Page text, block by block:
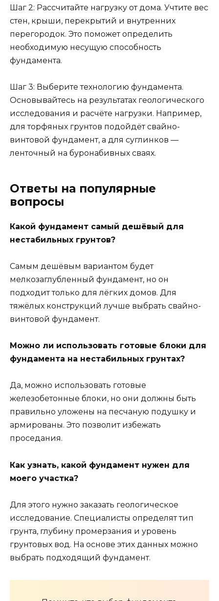
Шаг 2: Рассчитайте нагрузку от дома. Учтите вес
стен, крыши, перекрытий и внутренних
перегородок. Это поможет определить
необходимую несущую способность
фундамента.
Шаг 3: Выберите технологию фундамента.
Основывайтесь на результатах геологического
исследования и расчёте нагрузки. Например,
для торфяных грунтов подойдёт свайно-
винтовой фундамент, а для суглинков —
ленточный на буронабивных сваях.
Ответы на популярные
вопросы
Какой фундамент самый дешёвый для
нестабильных грунтов?
Самым дешёвым вариантом будет
мелкозаглубленный фундамент, но он
подходит только для лёгких домов. Для
тяжёлых конструкций лучше выбрать свайно-
винтовой фундамент.
Можно ли использовать готовые блоки для
фундамента на нестабильных грунтах?
Да, можно использовать готовые
железобетонные блоки, но они должны быть
правильно уложены на песчаную подушку и
армированы. Это позволит избежать
проседания.
Как узнать, какой фундамент нужен для
моего участка?
Для этого нужно заказать геологическое
исследование. Специалисты определят тип
грунта, глубину промерзания и уровень
грунтовых вод. На основе этих данных можно
выбрать подходящий фундамент.